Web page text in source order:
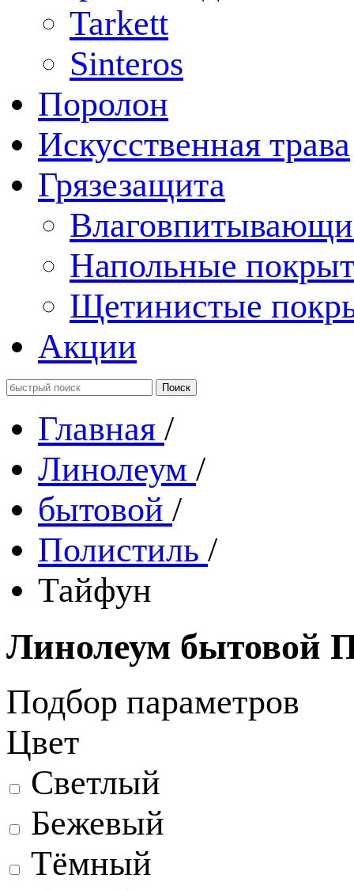
Tarkett
Sinteros
Поролон
Искусственная трава
Грязезащита
Напольные
Щетинистые
Акции
Главная /
Линолеум /
бытовой /
Полистиль /
Тайфун
Линолеум бытовой
Подбор параметров
Цвет
Светлый
Бежевый
Тёмный